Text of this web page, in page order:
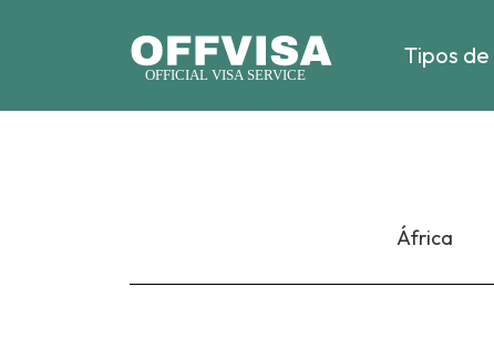
Tipos de
África